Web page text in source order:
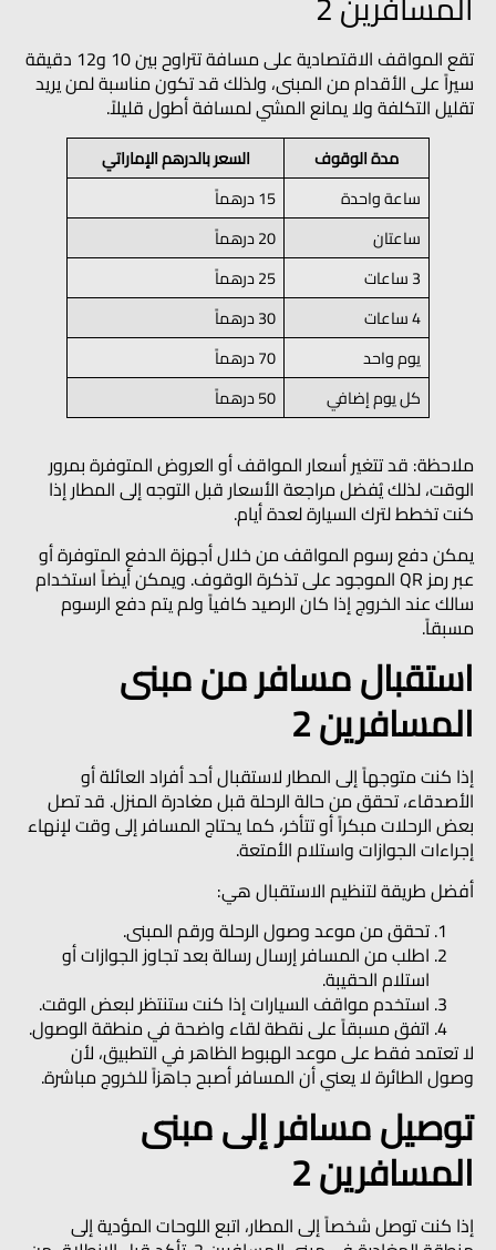
تقع المواقف الاقتصادية على مسافة تتراوح بين 10 و12 دقيقة
سيراً على الأقدام من المبنى، ولذلك قد تكون مناسبة لمن يريد
تقليل التكلفة ولا يمانع المشي لمسافة أطول قليلاً.
مدة الوقوف
السعر بالدرهم الإماراتي
ساعة واحدة
15 درهماً
ساعتان
20 درهماً
3 ساعات
25 درهماً
4 ساعات
30 درهماً
يوم واحد
70 درهماً
كل يوم إضافي
50 درهماً
ملاحظة: قد تتغير أسعار المواقف أو العروض المتوفرة بمرور
الوقت، لذلك يُفضل مراجعة الأسعار قبل التوجه إلى المطار إذا
كنت تخطط لترك السيارة لعدة أيام.
يمكن دفع رسوم المواقف من خلال أجهزة الدفع المتوفرة أو
عبر رمز QR الموجود على تذكرة الوقوف. ويمكن أيضاً استخدام
سالك عند الخروج إذا كان الرصيد كافياً ولم يتم دفع الرسوم
مسبقاً.
استقبال مسافر من مبنى
المسافرين 2
إذا كنت متوجهاً إلى المطار لاستقبال أحد أفراد العائلة أو
الأصدقاء، تحقق من حالة الرحلة قبل مغادرة المنزل. قد تصل
بعض الرحلات مبكراً أو تتأخر، كما يحتاج المسافر إلى وقت لإنهاء
إجراءات الجوازات واستلام الأمتعة.
أفضل طريقة لتنظيم الاستقبال هي:
تحقق من موعد وصول الرحلة ورقم المبنى.
اطلب من المسافر إرسال رسالة بعد تجاوز الجوازات أو
استلام الحقيبة.
استخدم مواقف السيارات إذا كنت ستنتظر لبعض الوقت.
اتفق مسبقاً على نقطة لقاء واضحة في منطقة الوصول.
لا تعتمد فقط على موعد الهبوط الظاهر في التطبيق، لأن
وصول الطائرة لا يعني أن المسافر أصبح جاهزاً للخروج مباشرة.
توصيل مسافر إلى مبنى
المسافرين 2
إذا كنت توصل شخصاً إلى المطار، اتبع اللوحات المؤدية إلى